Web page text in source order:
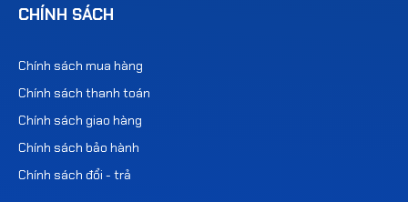
CHÍNH SÁCH
Chính sách mua hàng
Chính sách thanh toán
Chính sách giao hàng
Chính sách bảo hành
Chính sách đổi - trả